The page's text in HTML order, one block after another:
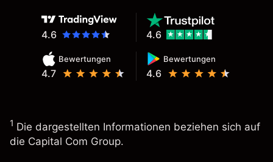
4.6
Bewertungen
4.7
Bewertungen
4.6
4.6
1 Die dargestellten Informationen beziehen sich auf
die Capital Com Group.